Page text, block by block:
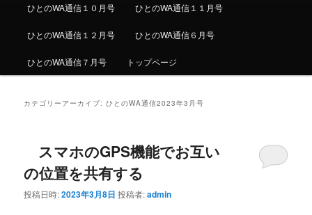
ひとのWA通信１０月号 ひとのWA通信１１月号
ひとのWA通信１２月号 ひとのWA通信６月号
ひとのWA通信７月号 トップページ
カテゴリーアーカイブ:ひとのWA通信2023年3月号
スマホのGPS機能でお互い
の位置を共有する
投稿日時:2023年3月8日 投稿者:admin